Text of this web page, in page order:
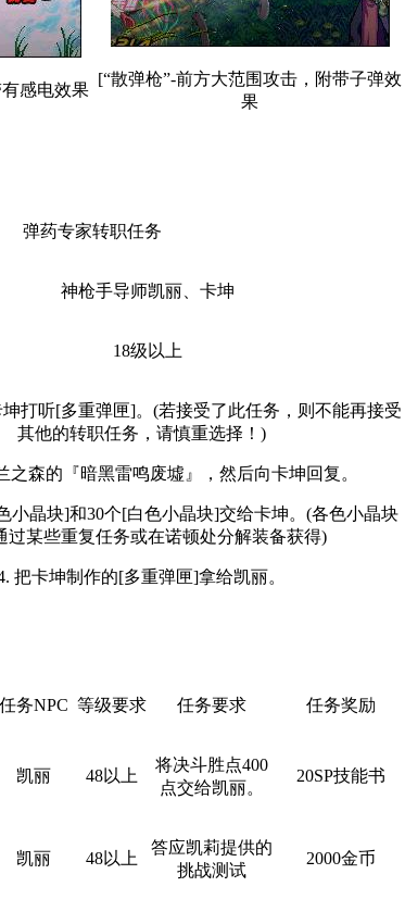
感电效果
[“散弹枪”-前方大范围攻击，附带子弹效
果
弹药专家转职任务
神枪手导师凯丽、卡坤
18级以上
打听[多重弹匣]。(若接受了此任务，则不能再接受
其他的转职任务，请慎重选择！)
之森的『暗黑雷鸣废墟』，然后向卡坤回复。
小晶块]和30个[白色小晶块]交给卡坤。(各色小晶块
过某些重复任务或在诺顿处分解装备获得)
把卡坤制作的[多重弹匣]拿给凯丽。
任务NPC 等级要求 任务要求 任务奖励
凯丽 48以上
将决斗胜点400
点交给凯丽。
20SP技能书
凯丽 48以上
答应凯莉提供的
挑战测试
2000金币